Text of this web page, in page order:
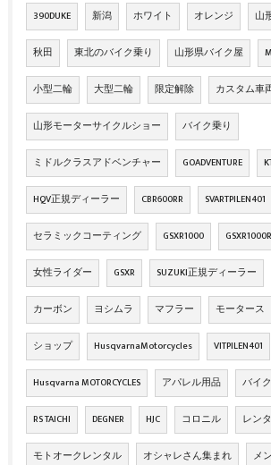
390DUKE 新潟 ホワイト オレンジ 山
秋田 東北のバイク乗り 山形県バイク屋
小型二輪 大型二輪 限定解除 カスタム車
山形モーターサイクルショー バイク乗り
ミドルクラスアドベンチャー GOADVENTURE
HQV正規ディーラー CBR600RR SVARTPILEN401
セラミックコーティング GSXR1000 GSXR1000R
女性ライダー GSXR SUZUKI正規ディーラー
カーボン ヨシムラ マフラー モータース
ショップ HusqvarnaMotorcycles VITPILEN401
Husqvarna MOTORCYCLES アパレル用品 バイ
RS TAICHI DEGNER HJC コロニル レン
モトオークレンタル オシャレさん集まれ メ